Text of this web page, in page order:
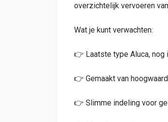
overzichtelijk vervoeren
Wat je kunt verwachten:
👉 Laatste type Aluca, nog
👉 Gemaakt van
👉 Slimme indeling voor